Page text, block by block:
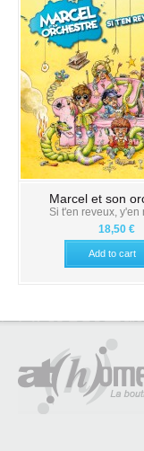
Marcel et son
Si t'en reveux, y'en
18,50 €
Add to cart